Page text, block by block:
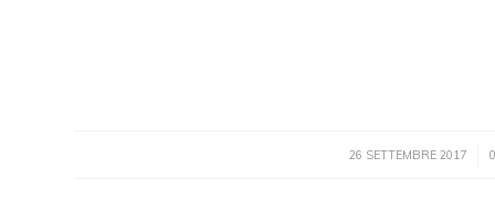
26 SETTEMBRE 2017
/